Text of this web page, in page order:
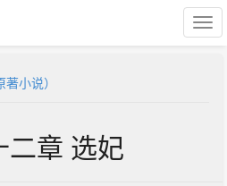
小说）
二章 选妃